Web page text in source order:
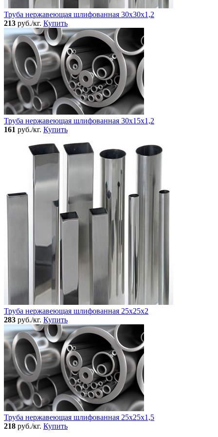
Труба нержавеющая шлифованная 30х30х1,2
213 руб./кг. Купить
Труба нержавеющая шлифованная 30х15х1,2
161 руб./кг. Купить
Труба нержавеющая шлифованная 25х25х2
283 руб./кг. Купить
Труба нержавеющая шлифованная 25х25х1,5
218 руб./кг. Купить